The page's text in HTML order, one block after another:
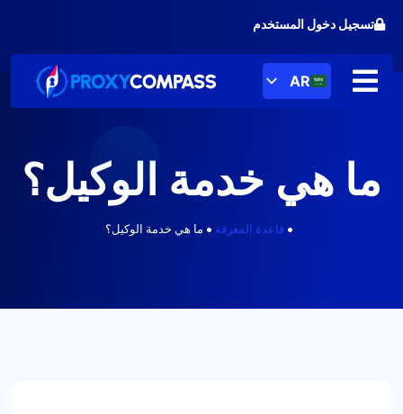
الى
المحتوى
تسجيل دخول المستخدم
AR
ما هي خدمة الوكيل؟
• قاعدة المعرفة • ما هي خدمة الوكيل؟